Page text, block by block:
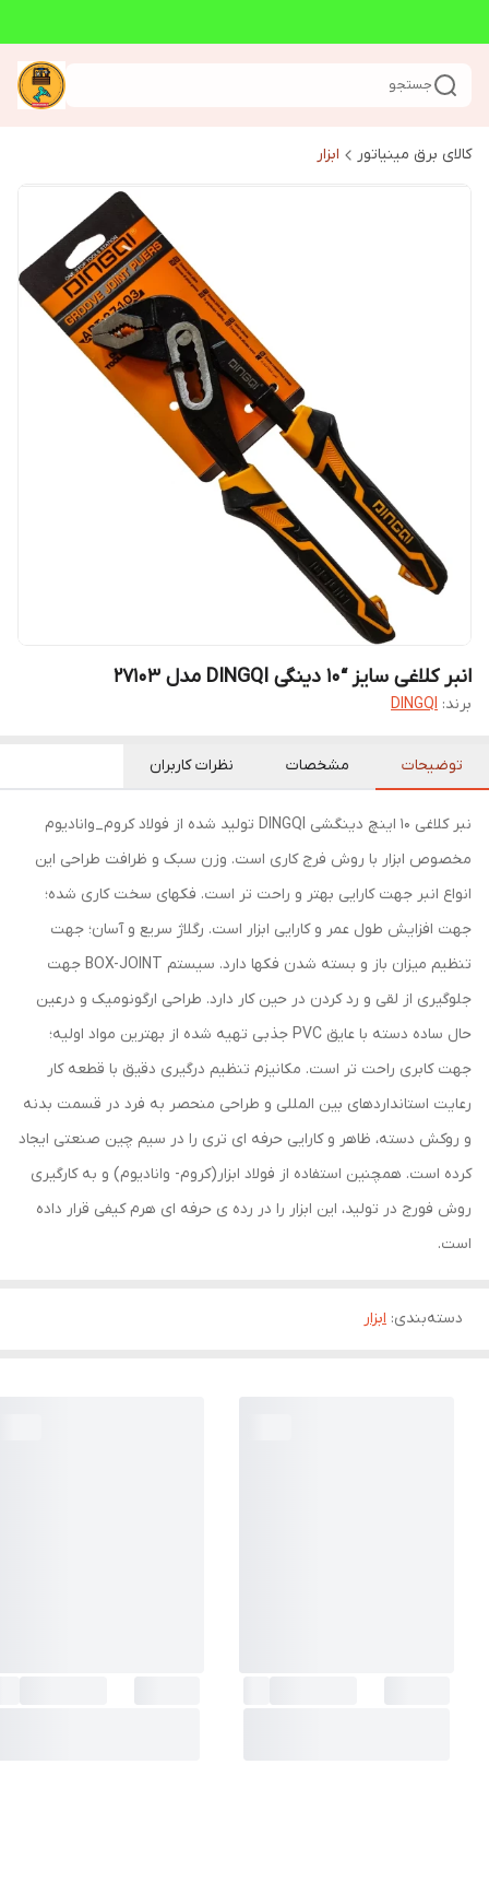
جستجو
کالای برق مینیاتور ابزار
انبر کلاغی سایز “10 دینگی DINGQI مدل 27103
برند: DINGQI
توضیحات مشخصات نظرات کاربران
نبر کلاغی 10 اینچ دینگشی DINGQI تولید شده از فولاد کروم_وانادیوم
مخصوص ابزار با روش فرج کاری است. وزن سبک و ظرافت طراحی این
انواع انبر جهت کارایی بهتر و راحت تر است. فکهای سخت کاری شده؛
جهت افزایش طول عمر و کارایی ابزار است. رگلاژ سریع و آسان؛ جهت
تنظیم میزان باز و بسته شدن فکها دارد. سیستم BOX-JOINT جهت
جلوگیری از لقی و رد کردن در حین کار دارد. طراحی ارگونومیک و درعین
حال ساده دسته با عایق PVC جذبی تهیه شده از بهترین مواد اولیه؛
جهت کابری راحت تر است. مکانیزم تنظیم درگیری دقیق با قطعه کار
رعایت استانداردهای بین المللی و طراحی منحصر به فرد در قسمت بدنه
و روکش دسته، ظاهر و کارایی حرفه ای تری را در سیم چین صنعتی ایجاد
کرده است. همچنین استفاده از فولاد ابزار(کروم- وانادیوم) و به کارگیری
روش فورج در تولید، این ابزار را در رده ی حرفه ای هرم کیفی قرار داده
است.
دسته‌بندی: ابزار